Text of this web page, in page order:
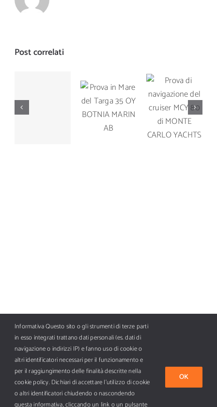
Post correlati
Prova di
navigazione
Prova in
Mare del
Targa 35
OY
BOTNIA
navigazione
del cruiser
MCY 80 di
CARLO
Tutti i diritti riservati Copyright ©2026 BFC AI Media SpA, piazza
Armando Diaz 7, 20123 Milano - E-mail info@nautica.it - PI 11673170152.
Informativa Questo sito o gli strumenti di terze parti
in esso integrati trattano dati personali (es. dati di
navigazione o indirizzi IP) e fanno uso di cookie o
altri identificatori necessari per il funzionamento e
per il raggiungimento delle finalità descritte nella
cookie policy. Dichiari di accettare l’utilizzo di cookie
o altri identificatori chiudendo o nascondendo
questa informativa, cliccando un link o un pulsante
OK